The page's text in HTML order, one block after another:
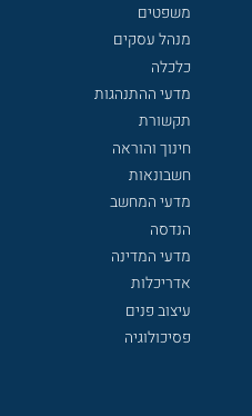
משפטים
מנהל עסקים
כלכלה
מדעי ההתנהגות
תקשורת
חינוך והוראה
חשבונאות
מדעי המחשב
הנדסה
מדעי המדינה
אדריכלות
עיצוב פנים
פסיכולוגיה